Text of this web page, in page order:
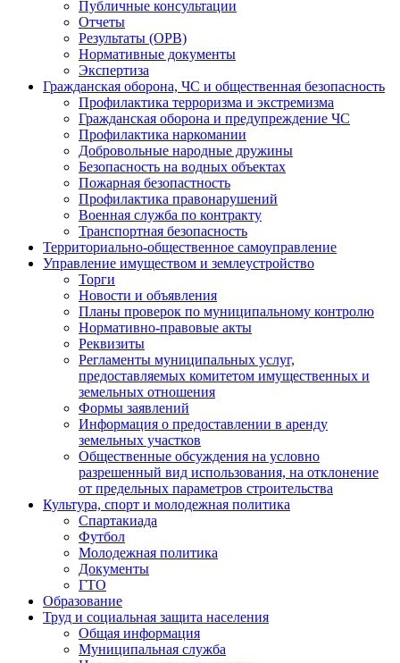
Публичные консультации
Отчеты
Результаты (ОРВ)
Нормативные документы
Экспертиза
Гражданская оборона, ЧС и общественная безопасность
Профилактика терроризма и экстремизма
Гражданская оборона и предупреждение ЧС
Профилактика наркомании
Добровольные народные дружины
Безопасность на водных объектах
Пожарная безопастность
Профилактика правонарушений
Военная служба по контракту
Транспортная безопасность
Территориально-общественное самоуправление
Управление имуществом и землеустройство
Торги
Новости и объявления
Планы проверок по муниципальному контролю
Нормативно-правовые акты
Реквизиты
Регламенты муниципальных услуг,
предоставляемых комитетом имущественных и
земельных отношения
Формы заявлений
Информация о предоставлении в аренду
земельных участков
Общественные обсуждения на условно
разрешенный вид использования, на отклонение
от предельных параметров строительства
Культура, спорт и молодежная политика
Спартакиада
Футбол
Молодежная политика
Документы
ГТО
Образование
Труд и социальная защита населения
Общая информация
Муниципальная служба